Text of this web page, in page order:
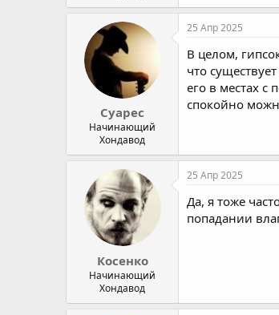
Суарес
Начинающий
Хондавод
25 Апр 2025
В целом,
что
его в местах
спокойно
Косенко
Начинающий
Хондавод
25 Апр 2025
Да, я тоже
попадании